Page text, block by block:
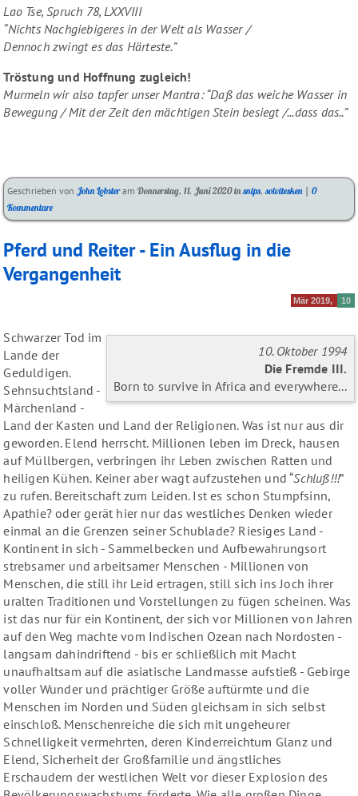
Lao Tse, Spruch 78, LXXVIII
“Nichts Nachgiebigeres in der Welt als Wasser /
Dennoch zwingt es das Härteste.”
Tröstung und Hoffnung zugleich!
Murmeln wir also tapfer unser Mantra: “Daß das weiche Wasser in
Bewegung / Mit der Zeit den mächtigen Stein besiegt /...dass das..”
Geschrieben von John LobsteramDonnerstag, 11. Juni 2020inKategorien:
snips,solvitesken |0
Kommentare
Pferd und Reiter - Ein Ausflug in die
Vergangenheit
Mär 2019 10
10. Oktober 1994
Die Fremde III.
Born to survive in Africa and everywhere...
Schwarzer Tod im
Lande der
Geduldigen.
Sehnsuchtsland -
Märchenland -
Land der Kasten und Land der Religionen. Was ist nur aus dir
geworden. Elend herrscht. Millionen leben im Dreck, hausen
auf Müllbergen, verbringen ihr Leben zwischen Ratten und
heiligen Kühen. Keiner aber wagt aufzustehen und “Schluß!!!”
zu rufen. Bereitschaft zum Leiden. Ist es schon Stumpfsinn,
Apathie? oder gerät hier nur das westliches Denken wieder
einmal an die Grenzen seiner Schublade? Riesiges Land -
Kontinent in sich - Sammelbecken und Aufbewahrungsort
strebsamer und arbeitsamer Menschen - Millionen von
Menschen, die still ihr Leid ertragen, still sich ins Joch ihrer
uralten Traditionen und Vorstellungen zu fügen scheinen. Was
ist das nur für ein Kontinent, der sich vor Millionen von Jahren
auf den Weg machte vom Indischen Ozean nach Nordosten -
langsam dahindriftend - bis er schließlich mit Macht
unaufhaltsam auf die asiatische Landmasse aufstieß - Gebirge
voller Wunder und prächtiger Größe auftürmte und die
Menschen im Norden und Süden gleichsam in sich selbst
einschloß. Menschenreiche die sich mit ungeheurer
Schnelligkeit vermehrten, deren Kinderreichtum Glanz und
Elend, Sicherheit der Großfamilie und ängstliches
Erschaudern der westlichen Welt vor dieser Explosion des